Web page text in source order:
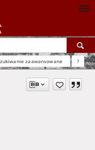
zaawansowane ?